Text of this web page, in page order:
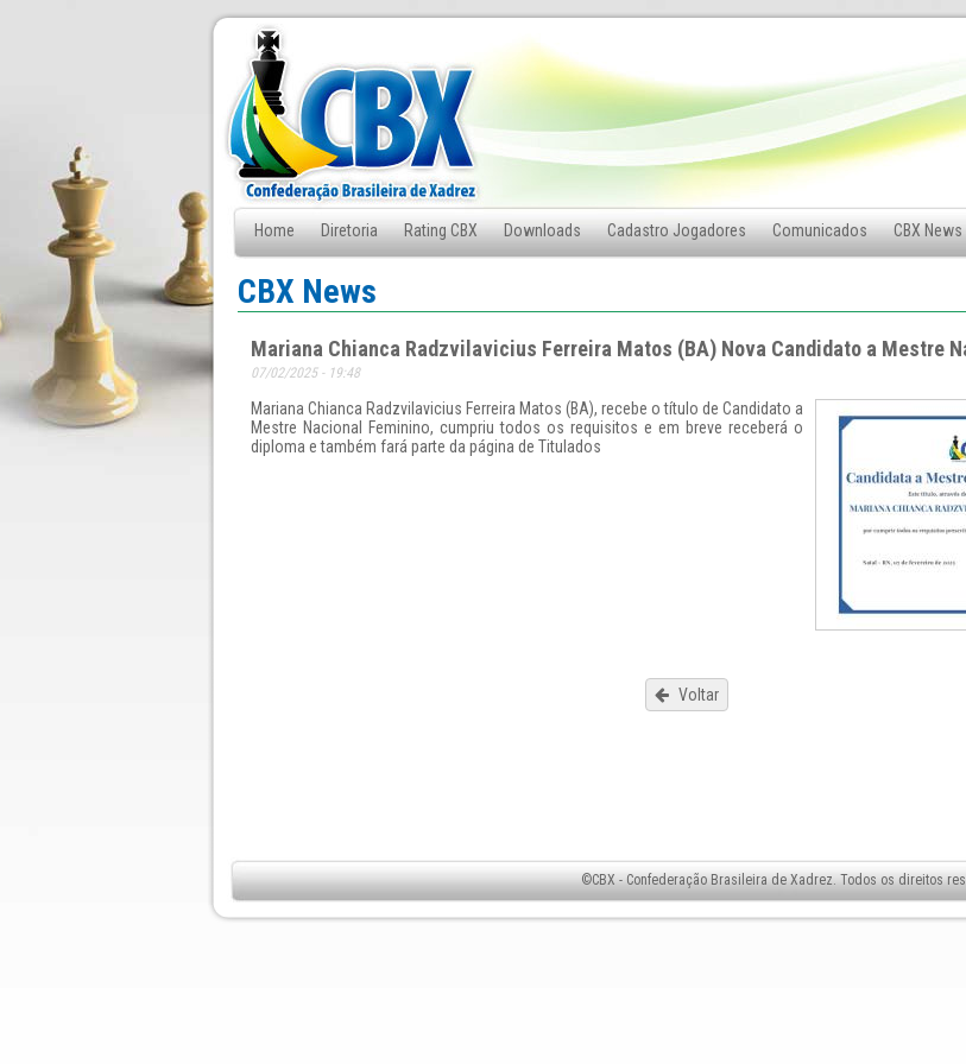
Home Diretoria Rating CBX Downloads Cadastro Jogadores Comunicados CBX News
Fale Conosco
CBX News
Mariana Chianca Radzvilavicius Ferreira Matos (BA) Nova Candidato a Mestre
07/02/2025 - 19:48
Mariana Chianca Radzvilavicius Ferreira Matos (BA), recebe o título de Candidato a
Mestre Nacional Feminino, cumpriu todos os requisitos e em breve receberá o
diploma e também fará parte da página de Titulados
Voltar
©CBX - Confederação Brasileira de Xadrez. Todos os direitos